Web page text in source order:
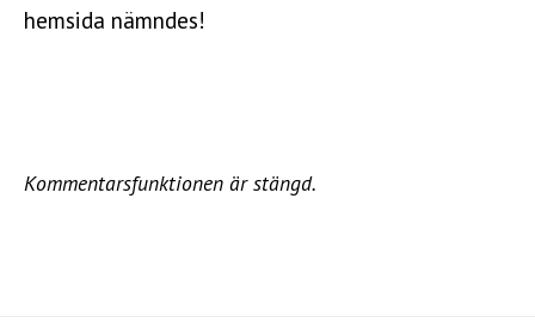
hemsida nämndes!
Kommentarsfunktionen är stängd.